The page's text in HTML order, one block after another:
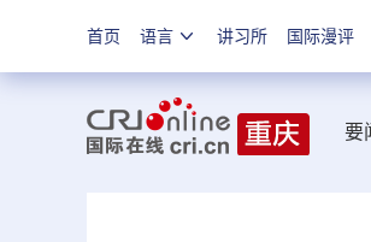
首页 语言 讲习所 国际漫评
要